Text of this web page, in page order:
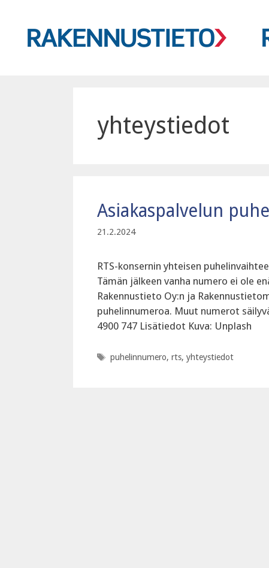
yhteystiedot
Asiakaspalvelun
21.2.2024
RTS-konsernin yhteisen
Tämän jälkeen vanha numero ei ole
Rakennustieto Oy:n ja
puhelinnumeroa. Muut numerot
4900 747 Lisätiedot Kuva: Unplash
Avainsanat
puhelinnumero, rts, yhteystiedot